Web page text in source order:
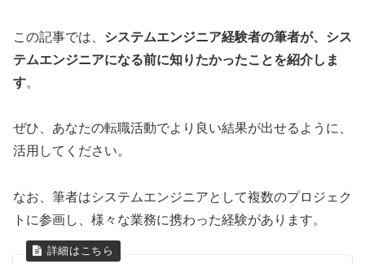
この記事では、 システムエンジニア経験者の筆者が、シス
テムエンジニアになる前に知りたかったことを紹介しま
す。
ぜひ、あなたの転職活動でより良い結果が出せるように、
活用してください。
なお、筆者はシステムエンジニアとして複数のプロジェク
トに参画し、様々な業務に携わった経験があります。